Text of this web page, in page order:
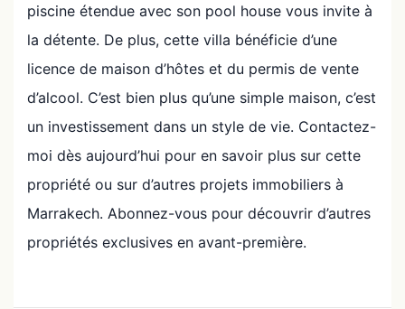
piscine étendue avec son pool house vous invite à
la détente. De plus, cette villa bénéficie d’une
licence de maison d’hôtes et du permis de vente
d’alcool. C’est bien plus qu’une simple maison, c’est
un investissement dans un style de vie. Contactez-
moi dès aujourd’hui pour en savoir plus sur cette
propriété ou sur d’autres projets immobiliers à
Marrakech. Abonnez-vous pour découvrir d’autres
propriétés exclusives en avant-première.